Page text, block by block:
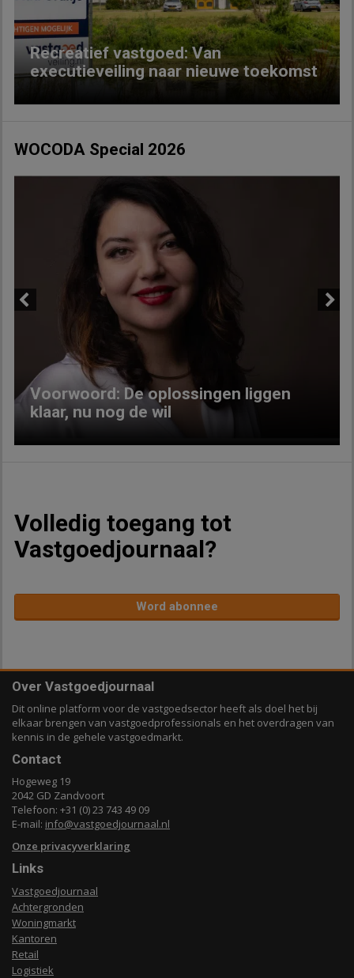
Recreatief vastgoed: Van
executieveiling naar nieuwe toekomst
WOCODA Special 2026
Voorwoord: De oplossingen liggen
klaar, nu nog de wil
Volledig toegang tot
Vastgoedjournaal?
Word abonnee
Over Vastgoedjournaal
Dit online platform voor de vastgoedsector heeft als doel het bij
elkaar brengen van vastgoedprofessionals en het overdragen van
kennis in de gehele vastgoedmarkt.
Contact
Hogeweg 19
2042 GD Zandvoort
Telefoon: +31 (0) 23 743 49 09
E-mail: info@vastgoedjournaal.nl
Onze privacyverklaring
Links
Vastgoedjournaal
Achtergronden
Woningmarkt
Kantoren
Retail
Logistiek